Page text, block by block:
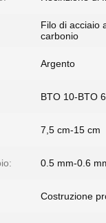
Filo di acciaio
carbonio
Argento
BTO 10-BTO
7,5 cm-15 cm
0.5 mm-0.6
Costruzione